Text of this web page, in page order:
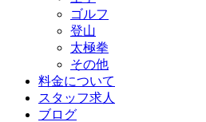
ゴルフ
登山
太極拳
その他
料金について
スタッフ求人
ブログ